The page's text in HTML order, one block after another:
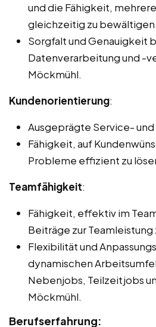
und die Fähigkeit,
gleichzeitig zu bewältigen.
Sorgfalt und Genauigkeit
Datenverarbeitung und -
Möckmühl.
Kundenorientierung:
Ausgeprägte Service-
Fähigkeit, auf
Probleme effizient zu
Teamfähigkeit:
Fähigkeit, effektiv im
Beiträge zur Teamleistung
Flexibilität und
dynamischen
Nebenjobs, Teilzeitjobs
Möckmühl.
Berufserfahrung: